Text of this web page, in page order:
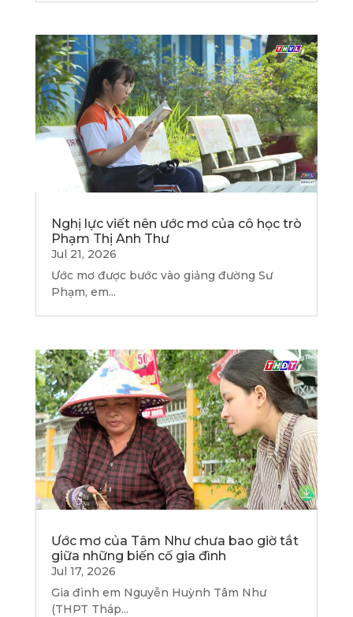
Nghị lực viết nên ước mơ của cô học trò
Phạm Thị Anh Thư
Jul 21, 2026
Ước mơ được bước vào giảng đường Sư
Phạm, em...
Ước mơ của Tâm Như chưa bao giờ tắt
giữa những biến cố gia đình
Jul 17, 2026
Gia đình em Nguyễn Huỳnh Tâm Như
(THPT Tháp...